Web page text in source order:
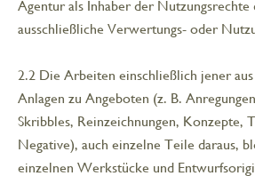
Agentur als Inhaber der Nutzungsrechte
ausschließliche Verwertungs- oder
2.2 Die Arbeiten einschließlich jener
Anlagen zu Angeboten (z. B.
Skribbles, Reinzeichnungen, Konzepte,
Negative), auch einzelne Teile daraus,
einzelnen Werkstücke und